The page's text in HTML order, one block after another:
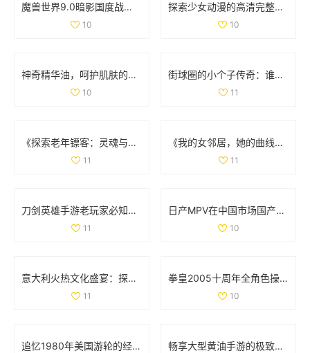
魔兽世界9.0暗影国度战士职业与专精重磅调优解析
10
探索少女动漫的高清完整版免费观看新选择
10
神奇精华油，呵护肌肤的润泽秘密与使用心得宝典
10
街球圈的小个子传奇：谁才是你心中的篮球顶峰人物
11
《探索老年镖客：灵魂与冒险交织的故事大揭秘》
11
《我的女邻居，她的曲线与故事交织的生活》
11
刀剑英雄手游老玩家必知的职业选择与入门技巧分享
11
日产MPV在中国市场国产化进程如何？探索背后原因与影响
10
意大利火热文化盛宴：探索美食、艺术与历史的独特魅力
11
拳皇2005十周年全角色操作技巧详解与摇杆指南
10
追忆1980年美国游轮的经典魅力与航海风情 畅享大型黄油手游的极致体验，探索IOS平台新世界